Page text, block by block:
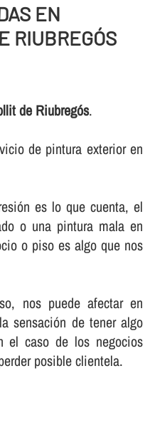
EN
RIUBREGÓS
de Riubregós.
de pintura exterior en
es lo que cuenta, el
o una pintura mala en
o piso es algo que nos
nos puede afectar en
sensación de tener algo
el caso de los negocios
posible clientela.